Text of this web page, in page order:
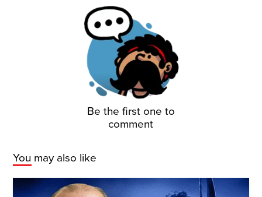
Be the first one to
comment
You may also like